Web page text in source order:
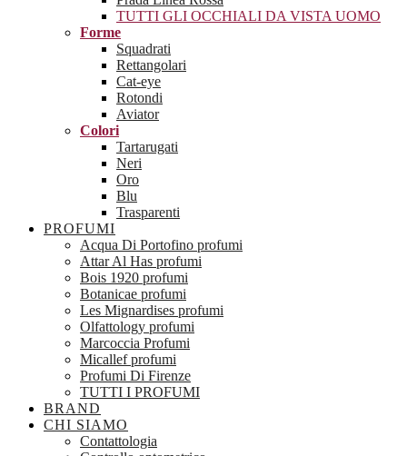
TUTTI GLI OCCHIALI DA VISTA UOMO
Forme
Squadrati
Rettangolari
Cat-eye
Rotondi
Aviator
Colori
Tartarugati
Neri
Oro
Blu
Trasparenti
PROFUMI
Acqua Di Portofino profumi
Attar Al Has profumi
Bois 1920 profumi
Botanicae profumi
Les Mignardises profumi
Olfattology profumi
Marcoccia Profumi
Micallef profumi
Profumi Di Firenze
TUTTI I PROFUMI
BRAND
CHI SIAMO
Contattologia